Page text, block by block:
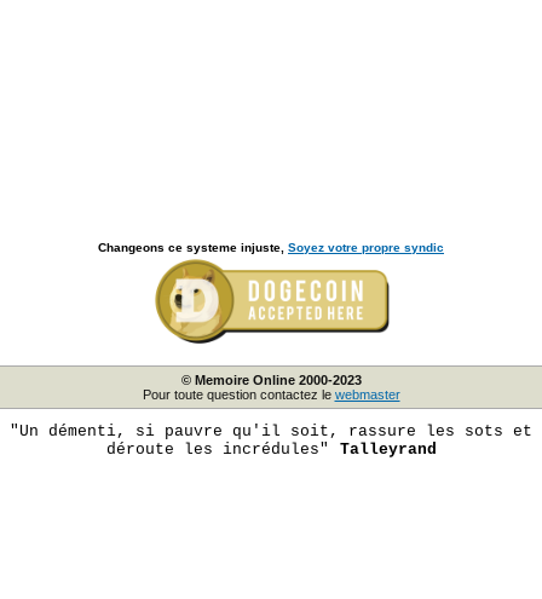
Changeons ce systeme injuste, Soyez votre propre syndic
© Memoire Online 2000-2023
Pour toute question contactez le webmaster
"Un démenti, si pauvre qu'il soit, rassure les sots et
déroute les incrédules"
Talleyrand